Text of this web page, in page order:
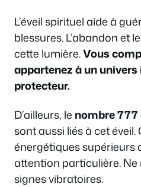
L’éveil spirituel aide à
blessures. L’abandon et
cette lumière.Vous
appartenez à un
protecteur.
D’ailleurs, le nombre
sont aussi liés à cet éveil.
énergétiques supérieurs
attention particulière. Ne
signes vibratoires.